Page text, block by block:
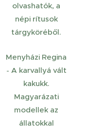
olvashatók, a
népi rítusok
tárgyköréből.
Menyházi Regina
- A karvallyá vált
kakukk.
Magyarázati
modellek az
állatokkal